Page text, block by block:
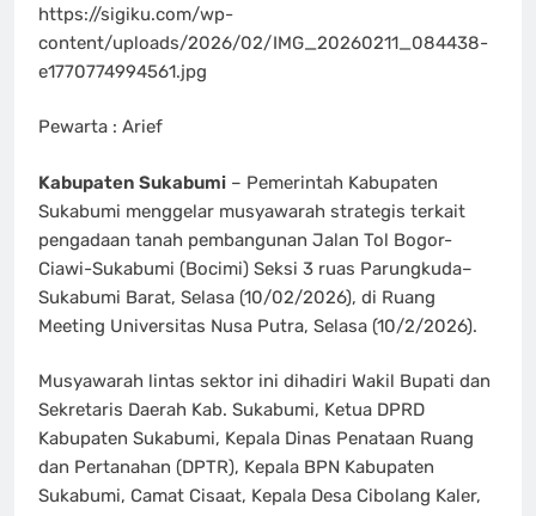
https://sigiku.com/wp-
content/uploads/2026/02/IMG_20260211_084438-
e1770774994561.jpg
Pewarta : Arief
Kabupaten Sukabumi – Pemerintah Kabupaten
Sukabumi menggelar musyawarah strategis terkait
pengadaan tanah pembangunan Jalan Tol Bogor-
Ciawi-Sukabumi (Bocimi) Seksi 3 ruas Parungkuda–
Sukabumi Barat, Selasa (10/02/2026), di Ruang
Meeting Universitas Nusa Putra, Selasa (10/2/2026).
Musyawarah lintas sektor ini dihadiri Wakil Bupati dan
Sekretaris Daerah Kab. Sukabumi, Ketua DPRD
Kabupaten Sukabumi, Kepala Dinas Penataan Ruang
dan Pertanahan (DPTR), Kepala BPN Kabupaten
Sukabumi, Camat Cisaat, Kepala Desa Cibolang Kaler,